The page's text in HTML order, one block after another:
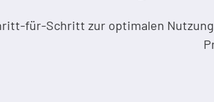
für-Schritt zur optimalen